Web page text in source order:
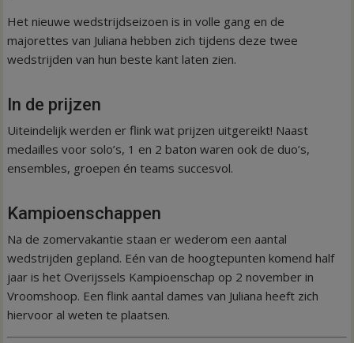
Het nieuwe wedstrijdseizoen is in volle gang en de
majorettes van Juliana hebben zich tijdens deze twee
wedstrijden van hun beste kant laten zien.
In de prijzen
Uiteindelijk werden er flink wat prijzen uitgereikt! Naast
medailles voor solo’s, 1 en 2 baton waren ook de duo’s,
ensembles, groepen én teams succesvol.
Kampioenschappen
Na de zomervakantie staan er wederom een aantal
wedstrijden gepland. Eén van de hoogtepunten komend half
jaar is het Overijssels Kampioenschap op 2 november in
Vroomshoop. Een flink aantal dames van Juliana heeft zich
hiervoor al weten te plaatsen.